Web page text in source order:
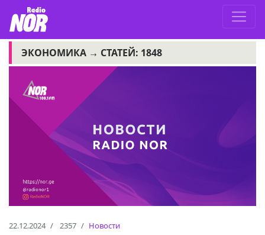
ЭКОНОМИКА → СТАТЕЙ: 1848
22.12.2024 2357 Новости